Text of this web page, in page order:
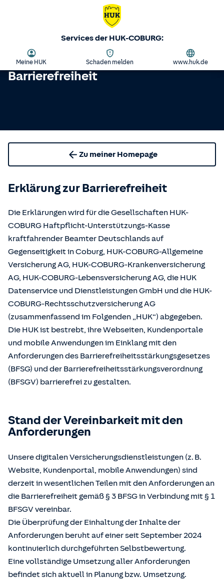
Services der HUK-COBURG:
Meine HUK Schaden melden www.huk.de
Barrierefreiheit
Zu meiner Homepage
Erklärung zur Barrierefreiheit
Die Erklärungen wird für die Gesellschaften HUK-
COBURG Haftpflicht-Unterstützungs-Kasse
kraftfahrender Beamter Deutschlands auf
Gegenseitigkeit in Coburg, HUK-COBURG-Allgemeine
Versicherung AG, HUK-COBURG-Krankenversicherung
AG, HUK-COBURG-Lebensversicherung AG, die HUK
Datenservice und Dienstleistungen GmbH und die HUK-
COBURG-Rechtsschutzversicherung AG
(zusammenfassend im Folgenden „HUK“) abgegeben.
Die HUK ist bestrebt, ihre Webseiten, Kundenportale
und mobile Anwendungen im Einklang mit den
Anforderungen des Barrierefreiheitsstärkungsgesetzes
(BFSG) und der Barrierefreiheitsstärkungsverordnung
(BFSGV) barrierefrei zu gestalten.
Stand der Vereinbarkeit mit den
Anforderungen
Unsere digitalen Versicherungsdienstleistungen (z. B.
Website, Kundenportal, mobile Anwendungen) sind
derzeit in wesentlichen Teilen mit den Anforderungen an
die Barrierefreiheit gemäß § 3 BFSG in Verbindung mit § 1
BFSGV vereinbar.
Die Überprüfung der Einhaltung der Inhalte der
Anforderungen beruht auf einer seit September 2024
kontinuierlich durchgeführten Selbstbewertung.
Eine vollständige Umsetzung aller Anforderungen
befindet sich aktuell in Planung bzw. Umsetzung.